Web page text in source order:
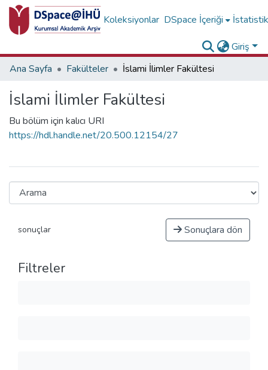
Koleksiyonlar DSpace İçeriği
Giriş
Ana Sayfa
Fakülteler İslami İlimler Fakültesi
İslami İlimler Fakültesi
Bu bölüm için kalıcı URI
https://hdl.handle.net/20.500.12154/27
sonuçlar Sonuçlara dön
Filtreler